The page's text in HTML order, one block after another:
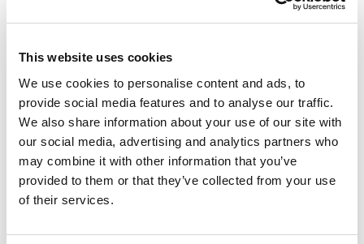
This website uses cookies
We use cookies to personalise content and ads, to
provide social media features and to analyse our traffic.
We also share information about your use of our site with
our social media, advertising and analytics partners who
may combine it with other information that you’ve
provided to them or that they’ve collected from your use
of their services.
höra av er till Kent.Sahlgren@cdoc.se!